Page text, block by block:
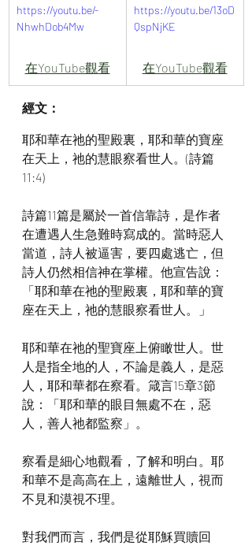
https://youtu.be/-
NhwhDob4Mw
在YouTube觀看
https://youtu.be/13oD
QspNjKE
在YouTube觀看
經文：
耶和華在祂的聖殿裏，耶和華的寶座
在天上，祂的慧眼察看世人。(詩篇
11:4)
詩篇11篇是屬於一首信靠詩，是作者
在遭遇人生急難時寫成的。當時惡人
當道，詩人被逼害，要四處逃亡，但
詩人仍然相信神在掌權。他宣告說：
「耶和華在祂的聖殿裏，耶和華的寶
座在天上，祂的慧眼察看世人。」
耶和華在祂的聖寶座上俯瞰世人。世
人是指全地的人，不論是義人，是惡
人，耶和華都在察看。箴言15章3節
說：「耶和華的眼目無處不在，惡
人，善人祂都監察」。
察看是細心地觀看，了解和明白。耶
和華不是高高在上，遠離世人，視而
不見和漠視不理。
對我們而言，我們是從耶穌買贖回